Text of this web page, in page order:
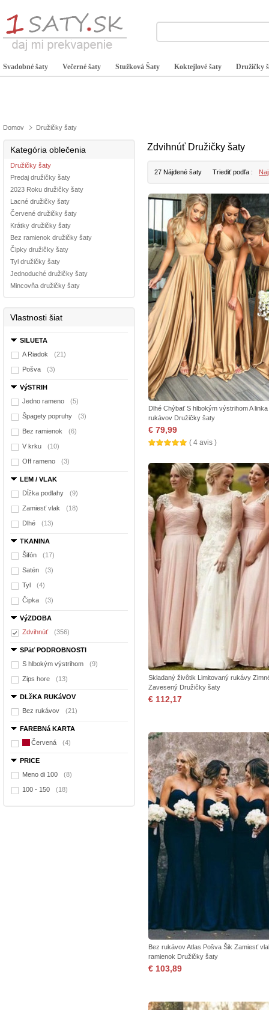
Svadobné šaty Večerné šaty Stužková Šaty Koktejlové šaty Družičky
Domov Družičky šaty
Kategória oblečenia
Družičky šaty
Predaj družičky šaty
2023 Roku družičky šaty
Lacné družičky šaty
Červené družičky šaty
Krátky družičky šaty
Bez ramienok družičky šaty
Čipky družičky šaty
Tyl družičky šaty
Jednoduché družičky šaty
Mincovňa družičky šaty
Vlastnosti šiat
SILUETA
A Riadok
(21)
Pošva (3)
VýSTRIH
Jedno rameno
(5)
Špagety popruhy (3)
Bez ramienok (6)
V krku (10)
Off rameno (3)
LEM / VLAK
Dĺžka podlahy
(9)
Zamiesť vlak (18)
Dlhé (13)
TKANINA
Šifón
(17)
Satén (3)
Tyl (4)
Čipka (3)
VýZDOBA
Zdvihnúť
(356)
SPäť PODROBNOSTI
S hlbokým výstrihom
(9)
Zips hore (13)
DLžKA RUKáVOV
Bez rukávov
(21)
FAREBNá KARTA
Červená
(4)
PRICE
Meno di 100
(8)
100 - 150 (18)
Zdvihnúť Družičky šaty
27 Nájdené šaty Triediť podľa :
Dlhé Chýbať S hlbokým výstrihom A
rukávov Družičky šaty
€ 79,99
( 4 avis )
Skladaný živôtik Limitovaný rukávy
Zavesený Družičky šaty
€ 112,17
Bez rukávov Atlas Pošva Šik Zamiesť
ramienok Družičky šaty
€ 103,89